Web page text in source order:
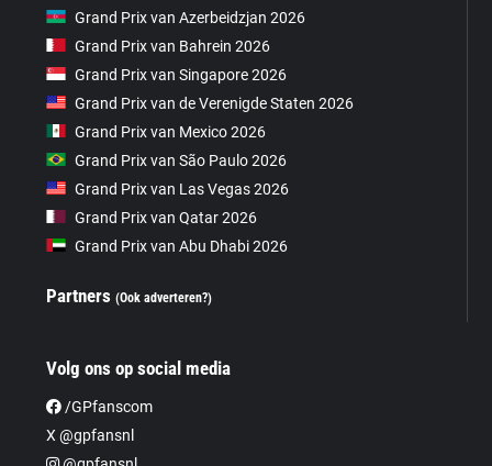
Grand Prix van Azerbeidzjan 2026
Grand Prix van Bahrein 2026
Grand Prix van Singapore 2026
Grand Prix van de Verenigde Staten 2026
Grand Prix van Mexico 2026
Grand Prix van São Paulo 2026
Grand Prix van Las Vegas 2026
Grand Prix van Qatar 2026
Grand Prix van Abu Dhabi 2026
Partners(Ook adverteren?)
Volg ons op social media
/GPfanscom
X @gpfansnl